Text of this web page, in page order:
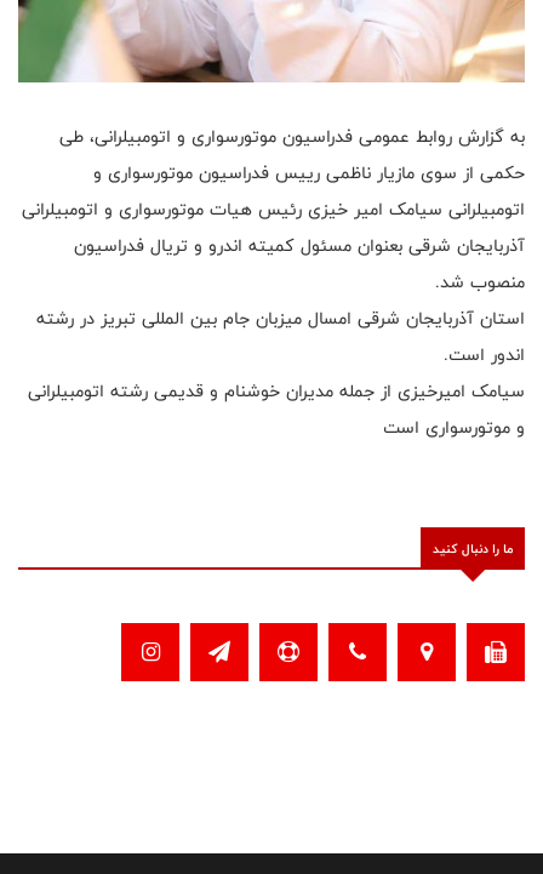
به گزارش روابط عمومی فدراسیون موتورسواری و اتومبیلرانی، طی
حکمی از سوی مازیار ناظمی رییس فدراسیون موتورسواری و
اتومبیلرانی سیامک امیر خیزی رئیس هیات موتورسواری و اتومبیلرانی
آذربایجان شرقی بعنوان مسئول کمیته اندرو و تریال فدراسیون
منصوب شد.
استان آذربایجان شرقی امسال میزبان جام بین المللی تبریز در رشته
اندور است.
سیامک امیرخیزی از جمله مدیران خوشنام و قدیمی رشته اتومبیلرانی
و موتورسواری است
ما را دنبال کنید